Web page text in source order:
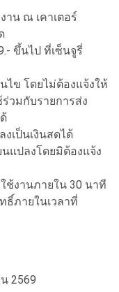
าน ณ เคาเตอร์
ขึ้นไป ที่เซ็นจูรี่
ไข โดยไม่ต้องแจ้งให้
วมกับรายการส่ง
เป็นเงินสดได้
แปลงโดยมิต้องแจ้ง
ช้งานภายใน 30 นาที
ภายในเวลาที่
2569